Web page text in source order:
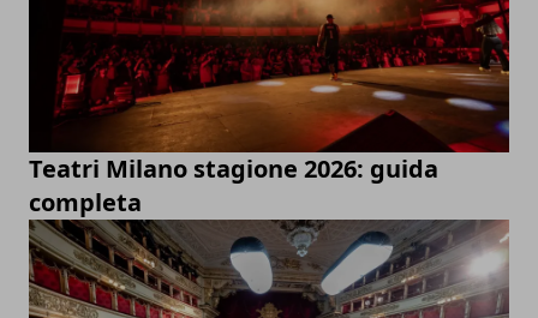
Teatri Milano stagione 2026: guida
completa